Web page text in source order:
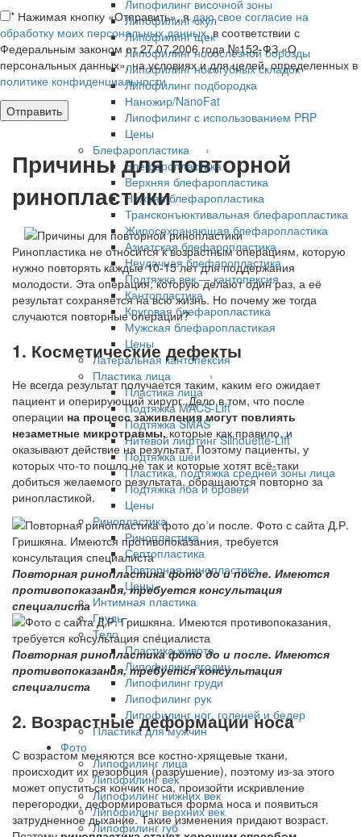
Липофилинг височной зоны
Липофилинг скул
Липофилинг щек
Липофилинг носослезной борозды
Липофилинг носогубных складок
Липофилинг подбородка
Наножир/NanoFat
Липофилинг с использованием PRP
Цены
Блефаропластика ›
Блефаропластика
Верхняя блефаропластика
Нижняя блефаропластика
Трансконъюктивальная блефаропластика
Жиросохраняющая блефаропластика
Азиатская блефаропластика
Неудачная блефаропластика
Подтяжка век — кантопексия
Кантопластика
Круговая блефаропластика
Мужская блефаропластикая
Цены
Латеральная кантопексия
Пластика лица ›
Пластика лица
Подтяжка MACS-Lift
Подтяжка SMAS
Нитевой лифтинг Silhouette-Lift
Подтяжка шеи
Пластика, подтяжка средней зоны лица
Подтяжка лба и бровей
Цены
Ринопластика ›
Ринопластика
Септопластика
Повторная ринопластика
Цены
Интимная пластика
Грудь
Тело ›
Пластика живота
Липофилинг ягодиц
Липофилинг груди
Липофилинг рук
Липофилинг ног, голеней и бедер
Пластика для мужчин
Фото
Липофилинг лица
Липофилинг век
Липофилинг нижних век
Липофилинг верхних век
Липофилинг губ
* Нажимая кнопку «Отправить», ядаю свое согласие на
обработку моих персональных данных, в соответствии с
Федеральным законом от 27.07.2006 года №152-ФЗ «О
персональных данных», на условиях и для целей, определенных в
политике конфиденциальности
Причины для повторной
ринопластики
Ринопластика не относится к возрастным операциям, которую
нужно повторять каждые 10-15 лет для поддержания
молодости. Эта операция, которую делают один раз, а её
результат сохраняется на всю жизнь. Но почему же тогда
случаются повторные операции?
1. Косметические дефекты
Не всегда результат получается таким, каким его ожидает
пациент и оперирующий хирург. Дело в том, что после
операции на процесс заживления могут повлиять
незаметные микротравмы,которые как правило, и
оказывают действие на результат. Поэтому пациенты, у
которых что-то пошло не так и которые хотят всё-таки
добиться желаемого результата, обращаются повторно за
ринопластикой.
Повторная ринопластика фото до и после. Имеются
противопоказания, требуется консультация
специалиста
Повторная ринопластика фото до и после. Имеются
противопоказания, требуется консультация
специалиста
2. Возрастные деформации носа
С возрастом меняются все костно-хрящевые ткани,
происходит их резорбция (разрушение), поэтому из-за этого
может опуститься кончик носа, произойти искривление
перегородки, деформироваться форма носа и появиться
затрудненное дыхание. Такие изменения придают возраст.